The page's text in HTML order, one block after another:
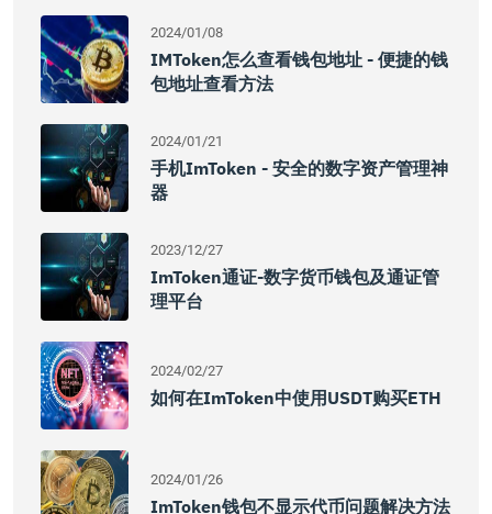
2024/01/08
IMToken怎么查看钱包地址 - 便捷的钱
包地址查看方法
2024/01/21
手机imToken - 安全的数字资产管理神
器
2023/12/27
ImToken通证-数字货币钱包及通证管
理平台
2024/02/27
如何在imToken中使用USDT购买ETH
2024/01/26
ImToken钱包不显示代币问题解决方法